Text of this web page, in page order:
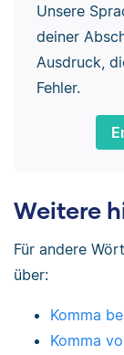
Unsere
deiner
Ausdruck,
Fehler.
Weitere
Für andere
über:
Komma
Komma